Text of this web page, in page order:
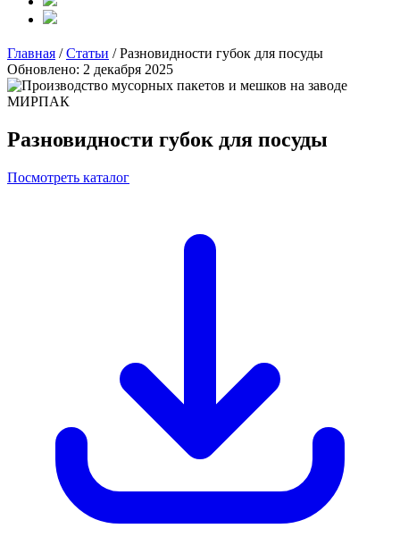
Главная /Статьи /Разновидности губок для посуды
Обновлено: 2 декабря 2025
Разновидности губок для посуды
Посмотреть каталог